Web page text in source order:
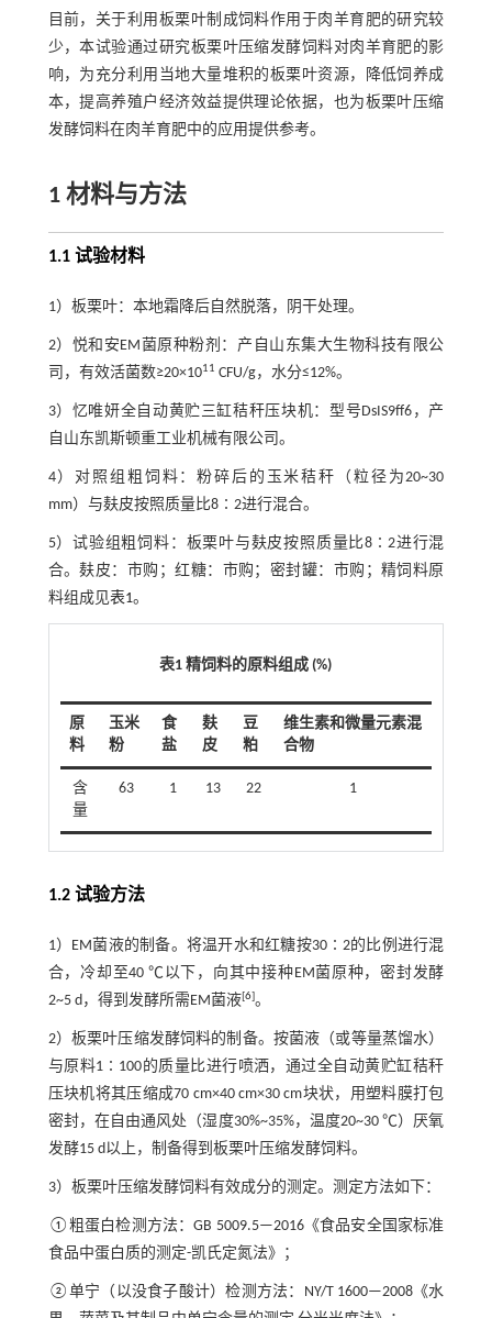
目前，关于利用板栗叶制成饲料作用于肉羊育肥的研究较
少，本试验通过研究板栗叶压缩发酵饲料对肉羊育肥的影
响，为充分利用当地大量堆积的板栗叶资源，降低饲养成
本，提高养殖户经济效益提供理论依据，也为板栗叶压缩
发酵饲料在肉羊育肥中的应用提供参考。
1 材料与方法
1.1 试验材料
1）板栗叶：本地霜降后自然脱落，阴干处理。
2）悦和安EM菌原种粉剂：产自山东集大生物科技有限公
司，有效活菌数≥20×1011 CFU/g，水分≤12%。
3）忆唯妍全自动黄贮三缸秸秆压块机：型号DsIS9ff6，产
自山东凯斯顿重工业机械有限公司。
4）对照组粗饲料：粉碎后的玉米秸秆（粒径为20~30
mm）与麸皮按照质量比8∶2进行混合。
5）试验组粗饲料：板栗叶与麸皮按照质量比8∶2进行混
合。麸皮：市购；红糖：市购；密封罐：市购；精饲料原
料组成见表1。
表1 精饲料的原料组成 (%)
原
料
玉米
粉
食
盐
麸
皮
豆
粕
维生素和微量元素混
合物
含
量
63 1 13 22 1
1.2 试验方法
1）EM菌液的制备。将温开水和红糖按30∶2的比例进行混
合，冷却至40 ℃以下，向其中接种EM菌原种，密封发酵
2~5 d，得到发酵所需EM菌液[6]。
2）板栗叶压缩发酵饲料的制备。按菌液（或等量蒸馏水）
与原料1∶100的质量比进行喷洒，通过全自动黄贮缸秸秆
压块机将其压缩成70 cm×40 cm×30 cm块状，用塑料膜打包
密封，在自由通风处（湿度30%~35%，温度20~30 ℃）厌氧
发酵15 d以上，制备得到板栗叶压缩发酵饲料。
3）板栗叶压缩发酵饲料有效成分的测定。测定方法如下：
①粗蛋白检测方法：GB 5009.5—2016《食品安全国家标准
食品中蛋白质的测定-凯氏定氮法》；
②单宁（以没食子酸计）检测方法：NY/T 1600—2008《水